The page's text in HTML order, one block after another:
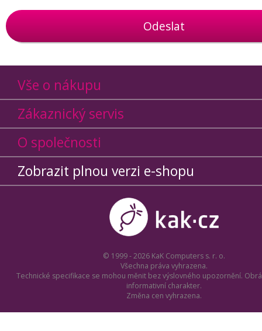
Odeslat
Vše o nákupu
Zákaznický servis
O společnosti
Zobrazit plnou verzi e-shopu
© 1999 - 2026 KaK Computers s. r. o.
Všechna práva vyhrazena.
Technické specifikace se mohou měnit bez výslovného upozornění.
informativní charakter.
Změna cen vyhrazena.